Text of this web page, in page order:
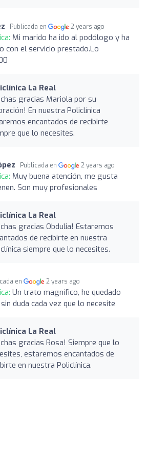
Publicada en 2 years ago
Mi marido ha ido al podólogo y ha
con el servicio prestado.Lo
La Real
gracias Mariola por su
En nuestra Policlínica
encantados de recibirte
que lo necesites.
Publicada en 2 years ago
Muy buena atención, me gusta
Son muy profesionales
La Real
gracias Obdulia! Estaremos
de recibirte en nuestra
siempre que lo necesites.
en 2 years ago
Un trato magnífico, he quedado
duda cada vez que lo necesite
La Real
gracias Rosa! Siempre que lo
estaremos encantados de
en nuestra Policlínica.